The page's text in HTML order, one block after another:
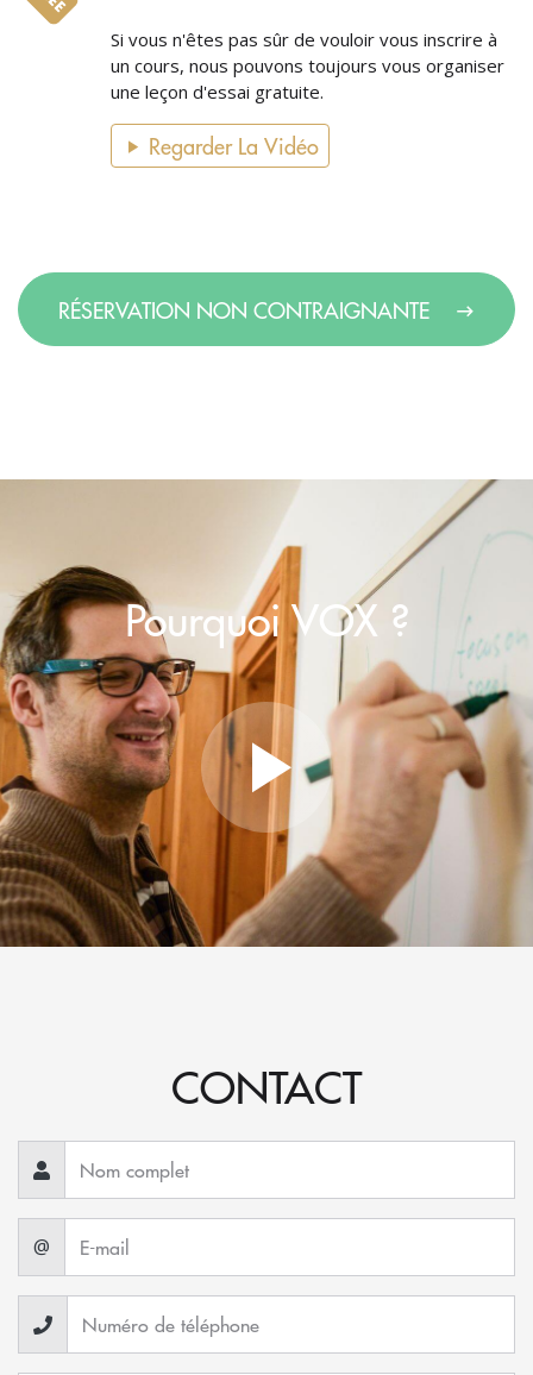
Si vous n'êtes pas sûr de vouloir vous inscrire à
un cours, nous pouvons toujours vous organiser
une leçon d'essai gratuite.
Regarder La Vidéo
RÉSERVATION NON CONTRAIGNANTE
Pourquoi VOX ?
CONTACT
@